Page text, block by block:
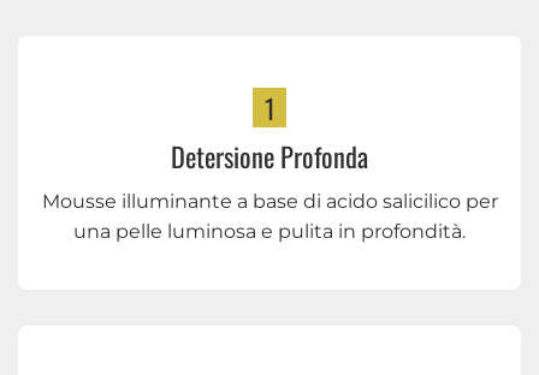
1
Detersione Profonda
Mousse illuminante a base di acido salicilico per
una pelle luminosa e pulita in profondità.